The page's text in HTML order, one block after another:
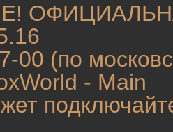
00 (по
- Main